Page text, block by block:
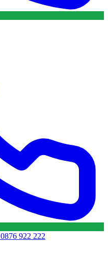
0876 922 222